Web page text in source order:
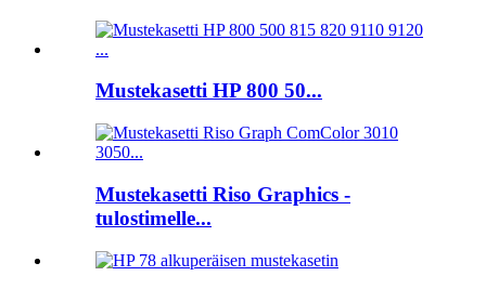
Mustekasetti HP 800 50...
Mustekasetti Riso Graphics -
tulostimelle...